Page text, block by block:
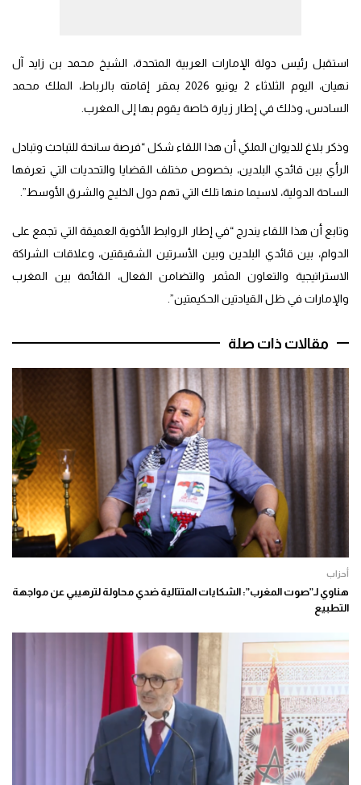
استقبل رئيس دولة الإمارات العربية المتحدة، الشيخ محمد بن زايد آل
نهيان، اليوم الثلاثاء 2 يونيو 2026 بمقر إقامته بالرباط، الملك محمد
السادس، وذلك في إطار زيارة خاصة يقوم بها إلى المغرب.
وذكر بلاغ للديوان الملكي أن هذا اللقاء شكل “فرصة سانحة للتباحث وتبادل
الرأي بين قائدي البلدين، بخصوص مختلف القضايا والتحديات التي تعرفها
الساحة الدولية، لاسيما منها تلك التي تهم دول الخليج والشرق الأوسط”.
وتابع أن هذا اللقاء يندرج “في إطار الروابط الأخوية العميقة التي تجمع على
الدوام، بين قائدي البلدين وبين الأسرتين الشقيقتين، وعلاقات الشراكة
الاستراتيجية والتعاون المثمر والتضامن الفعال، القائمة بين المغرب
والإمارات في ظل القيادتين الحكيمتين”.
مقالات ذات صلة
أحزاب
هناوي لـ”صوت المغرب”: الشكايات المتتالية ضدي محاولة لترهيبي عن مواجهة
التطبيع